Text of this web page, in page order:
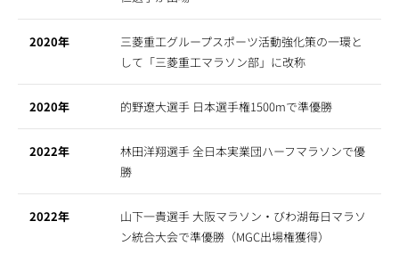
2020年
三菱重工グループスポーツ活動強化策の一環と
して「三菱重工マラソン部」に改称
2020年 的野遼大選手 日本選手権1500mで準優勝
2022年
林田洋翔選手 全日本実業団ハーフマラソンで優
勝
2022年
山下一貴選手 大阪マラソン・びわ湖毎日マラソ
ン統合大会で準優勝（MGC出場権獲得）